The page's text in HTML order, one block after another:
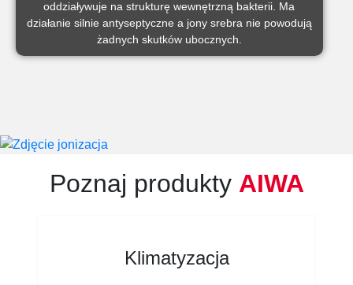
oddziaływuje na strukturę wewnętrzną bakterii. Ma
działanie silnie antyseptyczne a jony srebra nie powodują
żadnych skutków ubocznych.
Poznaj produkty AIWA
Klimatyzacja